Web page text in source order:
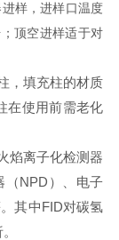
样，进样口温度
顶空进样适于对
，填充柱的材质
在使用前需老化
焰离子化检测器
（NPD ）、电子
其中FID对碳氢